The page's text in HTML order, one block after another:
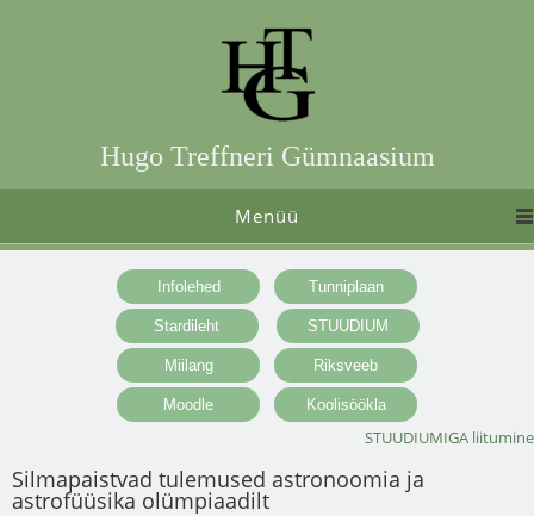
Hugo Treffneri Gümnaasium
Menüü
STUUDIUMIGA liitumine
Silmapaistvad tulemused astronoomia ja
astrofüüsika olümpiaadilt